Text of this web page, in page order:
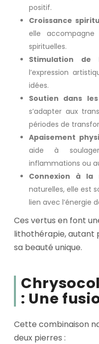
positif.
Croissance
elle
spirituelles.
Stimulation de
l’expression
idées.
Soutien dans
s’adapter aux
périodes de
Apaisement
aide à
inflammations ou
Connexion à la
naturelles, elle est
lien avec l’énergie
Ces vertus en font
lithothérapie, autant
sa beauté unique.
: Une
Cette combinaison
deux pierres :